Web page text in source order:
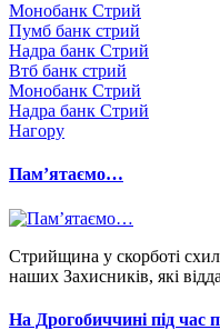
Монобанк Стрий
Пумб банк стрий
Надра банк Стрий
Втб банк стрий
Монобанк Стрий
Надра банк Стрий
Нагору
Памʼятаємо…
Стрийщина у скорботі
наших Захисників, які
На Дрогобиччині під час